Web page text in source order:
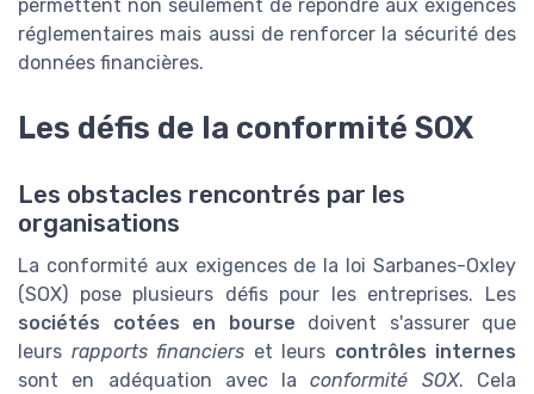
permettent non seulement de répondre aux exigences
réglementaires mais aussi de renforcer la sécurité des
données financières.
Les défis de la conformité SOX
Les obstacles rencontrés par les
organisations
La conformité aux exigences de la loi Sarbanes-Oxley
(SOX) pose plusieurs défis pour les entreprises. Les
sociétés cotées en bourse doivent s'assurer que
leurs rapports financiers et leurs contrôles internes
sont en adéquation avec laconformité SOX. Cela